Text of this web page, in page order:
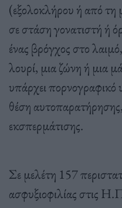
(εξολοκλήρου ή από τη
σε στάση γονατιστή ή
ένας βρόγχος στο
λουρί, μια ζώνη ή μια
υπάρχει πορνογραφικό
θέση
εκσπερμάτισης.
Σε μελέτη 157
ασφυξιοφιλίας στις